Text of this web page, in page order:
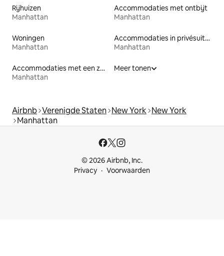
Rijhuizen
Manhattan
Accommodaties met ontbijt
Manhattan
Woningen
Manhattan
Accommodaties in privésuites
Manhattan
Accommodaties met een zwembad
Manhattan
Meer tonen
Airbnb Verenigde Staten New York New York
Manhattan
© 2026 Airbnb, Inc.
Privacy
Voorwaarden